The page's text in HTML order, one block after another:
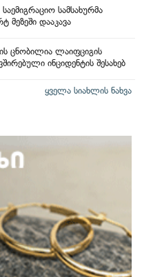
სამსახურმა
დააკავა
ცნობილია ლაიფციგის
ინციდენტის შესახებ
ყველა სიახლის ნახვა